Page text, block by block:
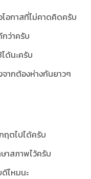
อกาสที่ไม่คาดคิดครับ
กว่าครับ
ด้นะครับ
ากต้องห่างกันยาวๆ
ฤตไปได้ครับ
าสภาพไว้ครับ
ไหมนะ